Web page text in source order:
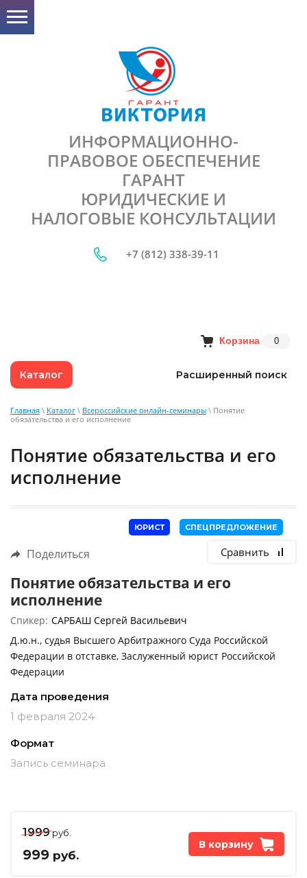
ИНФОРМАЦИОННО-
ПРАВОВОЕ ОБЕСПЕЧЕНИЕ
ГАРАНТ
ЮРИДИЧЕСКИЕ И
НАЛОГОВЫЕ КОНСУЛЬТАЦИИ
+7 (812) 338-39-11
Корзина 0
Каталог Расширенный поиск
Главная \ Каталог \ Всероссийские онлайн-семинары \ Понятие
обязательства и его исполнение
Понятие обязательства и его
исполнение
ЮРИСТ СПЕЦПРЕДЛОЖЕНИЕ
Поделиться Сравнить
Понятие обязательства и его
исполнение
Спикер: САРБАШ Сергей Васильевич
Д.ю.н., судья Высшего Арбитражного Суда Российской
Федерации в отставке, Заслуженный юрист Российской
Федерации
Дата проведения
1 февраля 2024
Формат
Запись семинара
1999руб.
999 руб.
В корзину